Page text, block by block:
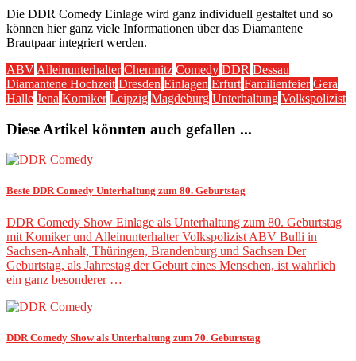
Die DDR Comedy Einlage wird ganz individuell gestaltet und so
können hier ganz viele Informationen über das Diamantene
Brautpaar integriert werden.
ABV Alleinunterhalter Chemnitz Comedy DDR Dessau
Diamantene Hochzeit Dresden Einlagen Erfurt Familienfeier Gera
Halle Jena Komiker Leipzig Magdeburg Unterhaltung Volkspolizist
Diese Artikel könnten auch gefallen ...
Beste DDR Comedy Unterhaltung zum 80. Geburtstag
DDR Comedy Show Einlage als Unterhaltung zum 80. Geburtstag
mit Komiker und Alleinunterhalter Volkspolizist ABV Bulli in
Sachsen-Anhalt, Thüringen, Brandenburg und Sachsen Der
Geburtstag, als Jahrestag der Geburt eines Menschen, ist wahrlich
ein ganz besonderer …
DDR Comedy Show als Unterhaltung zum 70. Geburtstag